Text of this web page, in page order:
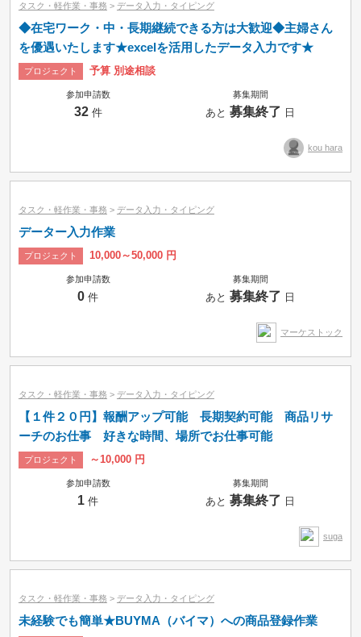
タスク・軽作業・事務 > データ入力・タイピング
◆在宅ワーク・中・長期継続できる方は大歓迎◆主婦さん
を優遇いたします★excelを活用したデータ入力です★
プロジェクト 予算 別途相談
参加申請数
32件
募集期間
あと募集終了 日
kou hara
タスク・軽作業・事務 > データ入力・タイピング
データー入力作業
プロジェクト 10,000～50,000 円
参加申請数
0 件
募集期間
あと募集終了 日
マーケストック
タスク・軽作業・事務 > データ入力・タイピング
【１件２０円】報酬アップ可能 長期契約可能 商品リサ
ーチのお仕事 好きな時間、場所でお仕事可能
プロジェクト ～10,000 円
参加申請数
1 件
募集期間
あと募集終了 日
suga
タスク・軽作業・事務 > データ入力・タイピング
未経験でも簡単★BUYMA（バイマ）への商品登録作業